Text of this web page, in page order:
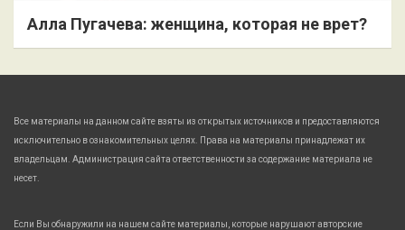
Алла Пугачева: женщина, которая не врет?
Все материалы на данном сайте взяты из открытых источников и предоставляются
исключительно в ознакомительных целях. Права на материалы принадлежат их
владельцам. Администрация сайта ответственности за содержание материала не
несет.
Если Вы обнаружили на нашем сайте материалы, которые нарушают авторские